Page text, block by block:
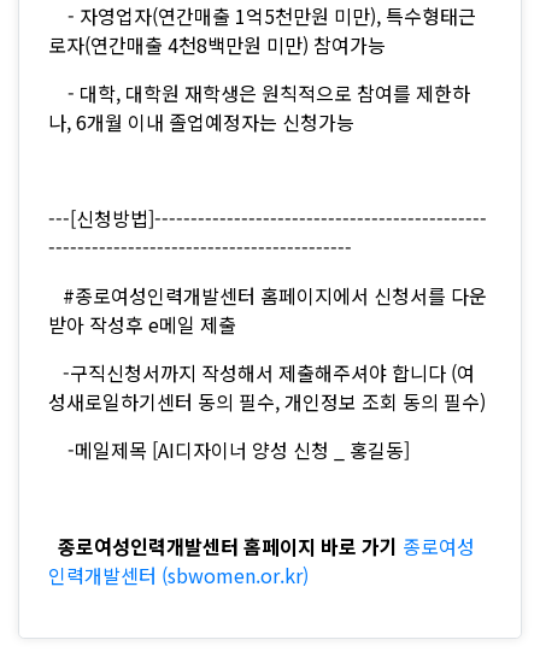
- 자영업자(연간매출 1억5천만원 미만), 특수형태근
로자(연간매출 4천8백만원 미만) 참여가능
- 대학, 대학원 재학생은 원칙적으로 참여를 제한하
나, 6개월 이내 졸업예정자는 신청가능
---[신청방법]----------------------------------------------
------------------------------------------
#종로여성인력개발센터 홈페이지에서 신청서를 다운
받아 작성후 e메일 제출
-구직신청서까지 작성해서 제출해주셔야 합니다 (여
성새로일하기센터 동의 필수, 개인정보 조회 동의 필수)
-메일제목 [AI디자이너 양성 신청 _ 홍길동]
종로여성인력개발센터 홈페이지 바로 가기 종로여성
인력개발센터 (sbwomen.or.kr)